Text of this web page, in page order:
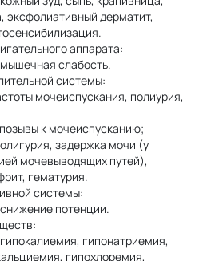
дерматит,
аппарата:
слабость.
системы:
мочеиспускания, полиурия,
к мочеиспусканию;
задержка мочи (у
мочевыводящих путей),
гематурия.
системы:
потенции.
гипонатриемия,
гипохлоремия,